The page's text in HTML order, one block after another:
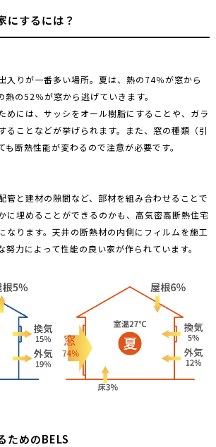
にするには？
入りが一番多い場所。夏は、熱の74％が窓から
熱の52％が窓から逃げていきます。
めには、サッシをオール樹脂にすることや、ガラ
ることなどが挙げられます。また、窓の種類（引
も断熱性能が変わるので注意が必要です。
管と建材の隙間など、部材を組み合わせることで
に埋めることができるのかも、高気密高断熱住宅
なります。天井の断熱材の内側にフィルムを施工
努力によって性能の良い家が作られています。
ためのBELS